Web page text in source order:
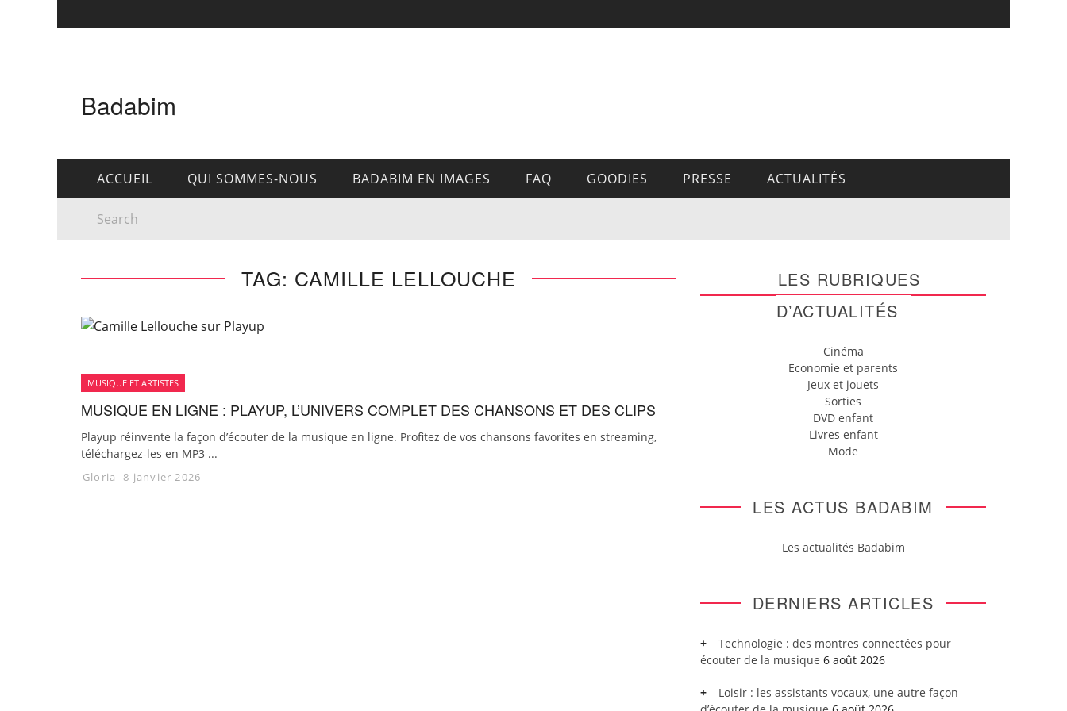
Badabim
ACCUEIL QUI SOMMES-NOUS BADABIM EN IMAGES FAQ GOODIES PRESSE ACTUALITÉS
TAG: CAMILLE LELLOUCHE
MUSIQUE ET ARTISTES
MUSIQUE EN LIGNE : PLAYUP, L’UNIVERS COMPLET DES CHANSONS ET DES CLIPS
Playup réinvente la façon d’écouter de la musique en ligne. Profitez de vos chansons favorites en streaming,
téléchargez-les en MP3 ...
Gloria 8 janvier 2026
LES RUBRIQUES
D’ACTUALITÉS
Cinéma
Economie et parents
Jeux et jouets
Sorties
DVD enfant
Livres enfant
Mode
LES ACTUS BADABIM
Les actualités Badabim
DERNIERS ARTICLES
Technologie : des montres connectées pour
écouter de la musique 6 août 2026
Loisir : les assistants vocaux, une autre façon